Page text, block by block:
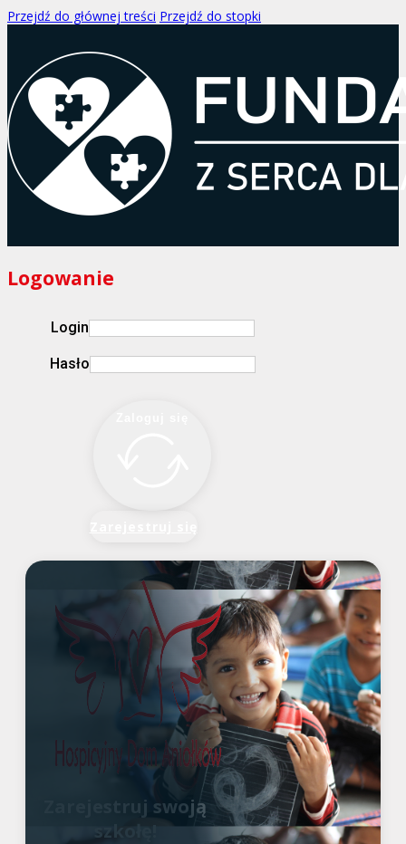
Przejdź do głównej treści Przejdź do stopki
Logowanie
Login
Hasło
Zarejestruj swoją
szkołę!